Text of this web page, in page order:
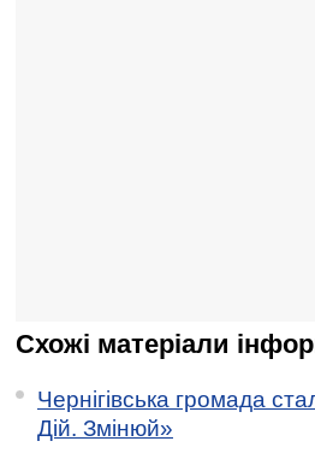
Схожі матеріали
Чернігівська громада
Дій. Змінюй»